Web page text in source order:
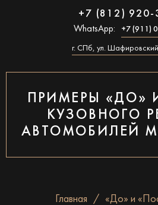
+7 (812) 920-
WhatsApp: +7 (911)
г. СПб, ул.
ПРИМЕРЫ «ДО»
КУЗОВНОГО
АВТОМОБИЛЕЙ
Главная «До» и